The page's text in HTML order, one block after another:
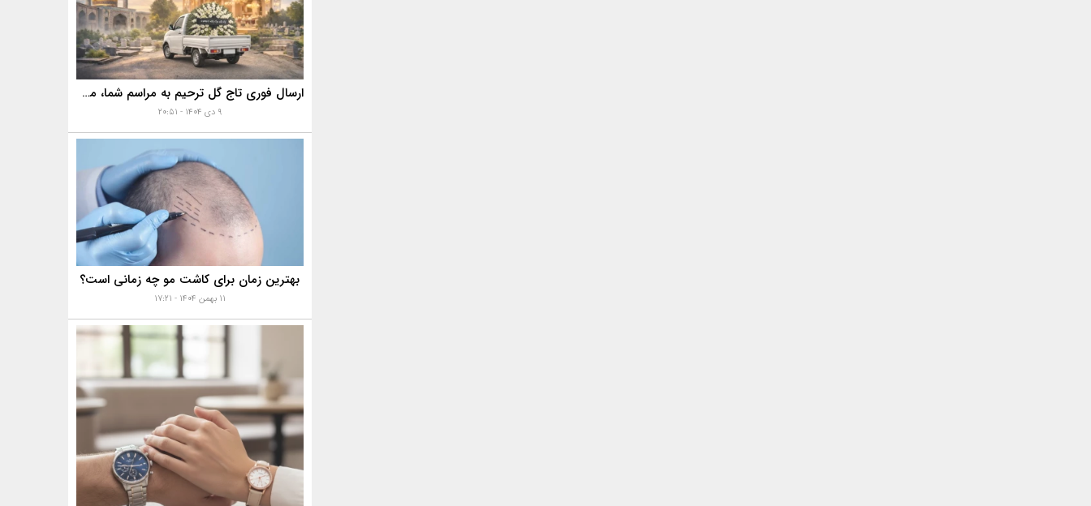
ارسال فوری تاج گل ترحیم به مراسم شما، مساجد، تالارها و بهشت زهرا با خدمات ویژه
۹ دی ۱۴۰۴ - ۲۰:۵۱
بهترین زمان برای کاشت مو چه زمانی است؟
۱۱ بهمن ۱۴۰۴ - ۱۷:۲۱